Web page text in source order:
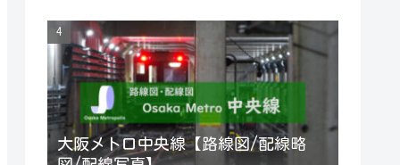
大阪メトロ中央線【路線図/配線略